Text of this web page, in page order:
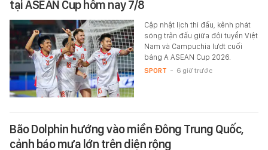
tại ASEAN Cup hôm nay 7/8
Cập nhật lịch thi đấu, kênh phát
sóng trận đấu giữa đội tuyển Việt
Nam và Campuchia lượt cuối
bảng A ASEAN Cup 2026.
SPORT - 6 giờ trước
Bão Dolphin hướng vào miền Đông Trung Quốc,
cảnh báo mưa lớn trên diện rộng